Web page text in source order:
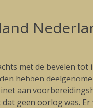
met de bevelen
hebben
aan
geen oorlog was.